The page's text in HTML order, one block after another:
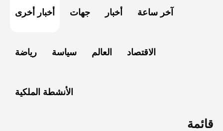
أخبار أخرى جهات أخبار آخر ساعة
رياضة سياسة العالم الاقتصاد
الأنشطة الملكية
قائمة